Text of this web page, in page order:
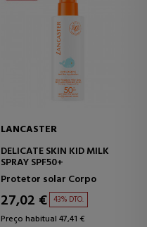
LANCASTER
DELICATE SKIN KID MILK
SPRAY SPF50+
Protetor solar Corpo
27,02 € 43% DTO.
Preço habitual 47,41 €